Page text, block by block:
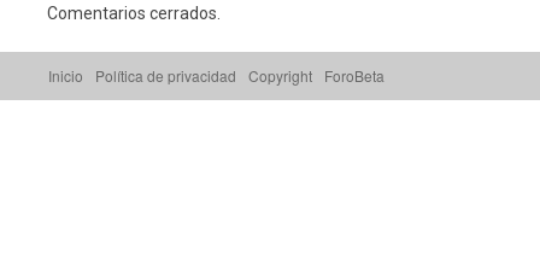
Comentarios cerrados.
Inicio Política de privacidad Copyright ForoBeta